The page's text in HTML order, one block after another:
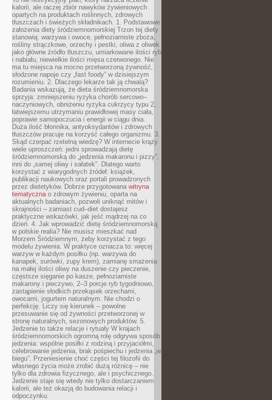
kalorii, ale raczej zbiór nawyków żywieniowych
opartych na produktach roślinnych, zdrowych
tłuszczach i świeżych składnikach. 1. Podstawowe
założenia diety śródziemnomorskiej Trzon tej diety
stanowią: warzywa i owoce, pełnoziarniste zboża,
rośliny strączkowe, orzechy i pestki, oliwa z oliwek
jako główne źródło tłuszczu, umiarkowane ilości ryb
i nabiału, niewielkie ilości mięsa czerwonego. Nie
ma tu miejsca na mocno przetworzoną żywność,
słodzone napoje czy „fast foody” w dzisiejszym
rozumieniu. 2. Dlaczego lekarze tak ją chwalą?
Badania wskazują, że dieta śródziemnomorska
sprzyja: zmniejszeniu ryzyka chorób sercowo–
naczyniowych, obniżeniu ryzyka cukrzycy typu 2,
łatwiejszemu utrzymaniu prawidłowej masy ciała,
poprawie samopoczucia i energii w ciągu dnia.
Duża ilość błonnika, antyoksydantów i zdrowych
tłuszczów pracuje na korzyść całego organizmu. 3.
Skąd czerpać rzetelną wiedzę? W internecie krąży
wiele uproszczeń: jedni sprowadzają dietę
śródziemnomorską do „jedzenia makaronu i pizzy”,
inni do „samej oliwy i sałatek”. Dlatego warto
korzystać z wiarygodnych źródeł: książek,
publikacji naukowych oraz portali prowadzonych
przez dietetyków. Dobrze przygotowana witryna
tematycznao zdrowym żywieniu, oparta na
aktualnych badaniach, pozwoli uniknąć mitów i
skrajności – zamiast cud–diet dostajesz
praktyczne wskazówki, jak jeść mądrzej na co
dzień. 4. Jak wprowadzić dietę śródziemnomorską
w polskie realia? Nie musisz mieszkać nad
Morzem Śródziemnym, żeby korzystać z tego
modelu żywienia. W praktyce oznacza to: więcej
warzyw w każdym posiłku (np. warzywa do
kanapek, surówki, zupy krem), zamianę smażenia
na małej ilości oliwy na duszenie czy pieczenie,
częstsze sięganie po kasze, pełnoziarniste
makarony i pieczywo, 2–3 porcje ryb tygodniowo,
zastąpienie słodkich przekąsek orzechami,
owocami, jogurtem naturalnym. Nie chodzi o
perfekcję. Liczy się kierunek – powolne
przesuwanie się od żywności przetworzonej w
stronę naturalnych, sezonowych produktów. 5.
Jedzenie to także relacje i rytuały W krajach
śródziemnomorskich ogromną rolę odgrywa sposób
jedzenia: wspólne posiłki z rodziną i przyjaciółmi,
celebrowanie jedzenia, brak pośpiechu i jedzenia „w
biegu”. Przeniesienie choć części tej filozofii do
własnego życia może zrobić dużą różnicę – nie
tylko dla zdrowia fizycznego, ale i psychicznego.
Jedzenie staje się wtedy nie tylko dostarczaniem
kalorii, ale też okazją do budowania relacji i
odpoczynku.